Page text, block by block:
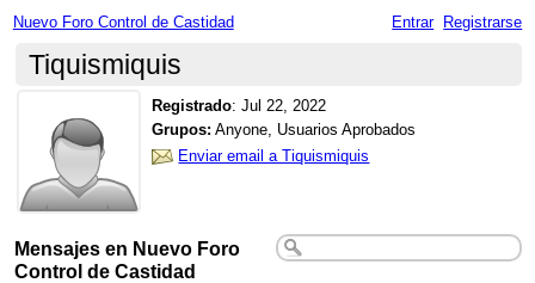
Nuevo Foro Control de Castidad Entrar Registrarse
Tiquismiquis
Registrado:Jul 22, 2022
Grupos: Anyone, Usuarios Aprobados
Enviar email a Tiquismiquis
Mensajes en Nuevo Foro
Control de Castidad